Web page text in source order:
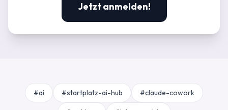
Jetzt anmelden!
#ai #startplatz-ai-hub #claude-cowork